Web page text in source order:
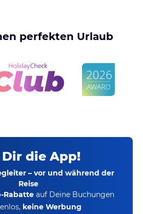
perfekten Urlaub
Dir die App!
– vor und während der
Reise
Rabatte auf Deine Buchungen
keine Werbung